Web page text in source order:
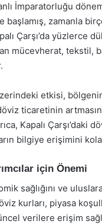
İmparatorluğu
zamanla
Çarşı’da yüzlerce
mücevherat, tekstil,
üzerindeki etkisi,
ticaretinin
Kapalı Çarşı’daki
bilgiye erişimini
için Önemi
sağlığını ve
kurları, piyasa
verilere erişim